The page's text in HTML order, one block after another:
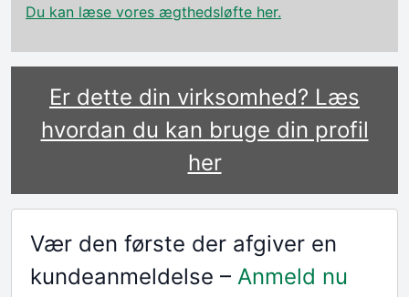
Du kan læse vores ægthedsløfte her.
Er dette din virksomhed? Læs
hvordan du kan bruge din profil
her
Vær den første der afgiver en
kundeanmeldelse – Anmeld nu